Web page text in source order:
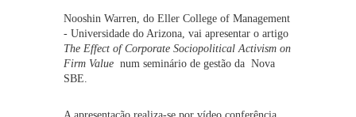
WHAT'S HAPPENING
Nooshin Warren, do Eller College of Management
- Universidade do Arizona, vai apresentar o artigo
The Effect of Corporate Sociopolitical Activism on
Firm Valuenum seminário de gestão da Nova
SBE.
A apresentação realiza-se por vídeo conferência.